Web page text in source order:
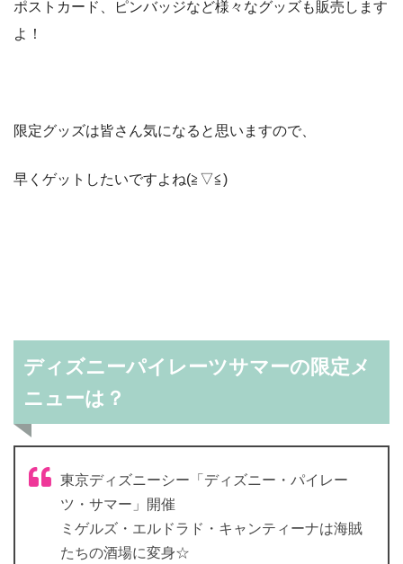
ポストカード、ピンバッジなど様々なグッズも販売します
よ！
限定グッズは皆さん気になると思いますので、
早くゲットしたいですよね(≧▽≦)
ディズニーパイレーツサマーの限定メ
ニューは？
東京ディズニーシー「ディズニー・パイレー
ツ・サマー」開催
ミゲルズ・エルドラド・キャンティーナは海賊
たちの酒場に変身☆